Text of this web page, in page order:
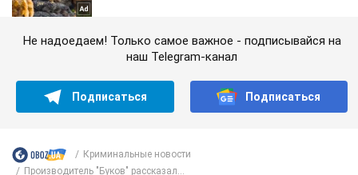
Не надоедаем! Только самое важное - подписывайся на
наш Telegram-канал
Подписаться Подписаться
Криминальные новости
Производитель "Буков" рассказал...